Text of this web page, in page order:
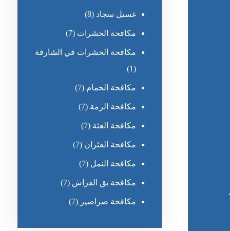
غسيل سجاد (8)
مكافحة الحشرات (7)
مكافحة الحشرات في الشارقة
(1)
مكافحة الحمام (7)
مكافحة الرمة (7)
مكافحة العثة (7)
مكافحة الفئران (7)
مكافحة النمل (7)
مكافحة بق الفراش (7)
مكافحة صراصير (7)